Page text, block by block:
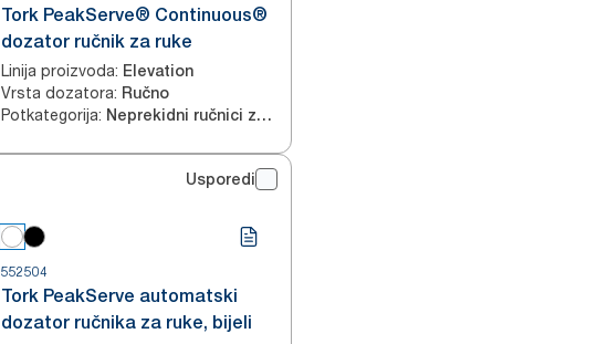
Tork PeakServe® Continuous®
dozator ručnik za ruke
Linija proizvoda: Elevation
Vrsta dozatora: Ručno
Potkategorija: Neprekidni ručnici za ruke
Usporedi
552504
Tork PeakServe automatski
dozator ručnika za ruke, bijeli